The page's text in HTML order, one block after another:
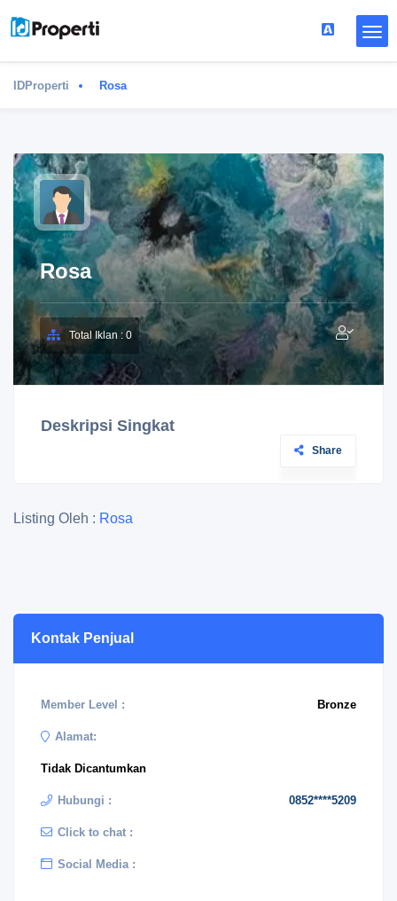
IDProperti Rosa
Rosa
Total Iklan : 0
Deskripsi Singkat
Share
Listing Oleh : Rosa
Kontak Penjual
Member Level : Bronze
Alamat:
Tidak Dicantumkan
Hubungi : 0852****5209
Click to chat :
Social Media :